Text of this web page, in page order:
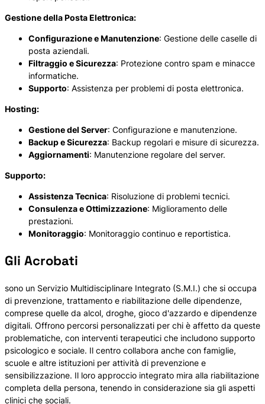
Gestione della Posta Elettronica:
Configurazione e Manutenzione: Gestione delle caselle di
posta aziendali.
Filtraggio e Sicurezza: Protezione contro spam e minacce
informatiche.
Supporto: Assistenza per problemi di posta elettronica.
Hosting:
Gestione del Server: Configurazione e manutenzione.
Backup e Sicurezza: Backup regolari e misure di sicurezza.
Aggiornamenti: Manutenzione regolare del server.
Supporto:
Assistenza Tecnica: Risoluzione di problemi tecnici.
Consulenza e Ottimizzazione: Miglioramento delle
prestazioni.
Monitoraggio: Monitoraggio continuo e reportistica.
Gli Acrobati
sono un Servizio Multidisciplinare Integrato (S.M.I.) che si occupa
di prevenzione, trattamento e riabilitazione delle dipendenze,
comprese quelle da alcol, droghe, gioco d'azzardo e dipendenze
digitali. Offrono percorsi personalizzati per chi è affetto da queste
problematiche, con interventi terapeutici che includono supporto
psicologico e sociale. Il centro collabora anche con famiglie,
scuole e altre istituzioni per attività di prevenzione e
sensibilizzazione. Il loro approccio integrato mira alla riabilitazione
completa della persona, tenendo in considerazione sia gli aspetti
clinici che sociali.